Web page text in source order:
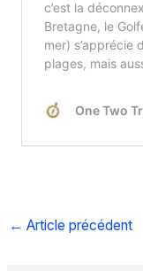
← Article précédent